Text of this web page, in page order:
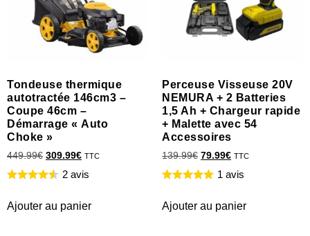
Tondeuse thermique
autotractée 146cm3 –
Coupe 46cm –
Démarrage « Auto
Choke »
449.99€ 309.99€ TTC
2 avis
Ajouter au panier
Perceuse Visseuse 20V
NEMURA + 2 Batteries
1,5 Ah + Chargeur rapide
+ Malette avec 54
Accessoires
139.99€ 79.99€ TTC
1 avis
Ajouter au panier